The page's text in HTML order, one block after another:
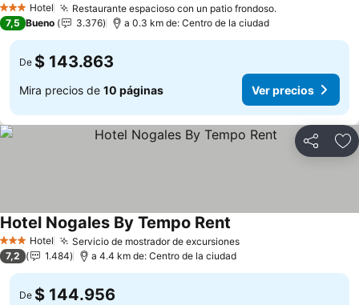
3 Estrellas
Hotel Restaurante espacioso con un patio frondoso.Ver precios
7,5 Bueno 3.376 a 0.3 km de: Centro de la ciudad
De $ 143.863
Mira precios de 10 páginas Ver precios
Compartir
3 Estrellas
Hotel Servicio de mostrador de excursionesVer precios
Hotel Nogales By Tempo Rent
7,2 1.484 a 4.4 km de: Centro de la ciudad
De $ 144.956